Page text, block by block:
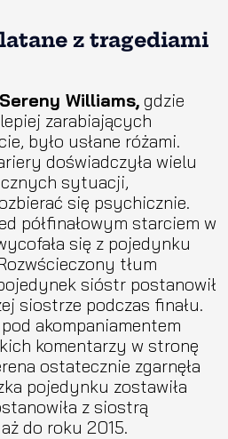
z tragediami
Sereny Williams, gdzie
zarabiających
było usłane różami.
doświadczyła wielu
sytuacji,
się psychicznie.
półfinałowym starciem w
się z pojedynku
tłum
sióstr postanowił
siostrze podczas finału.
akompaniamentem
komentarzy w stronę
ostatecznie zgarnęła
pojedynku zostawiła
z siostrą
do roku 2015.